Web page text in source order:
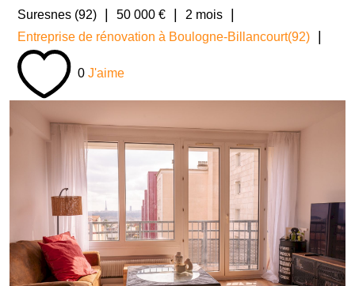
Suresnes (92) 50 000 € 2 mois
Entreprise de rénovation à Boulogne-Billancourt(92)
0 J'aime